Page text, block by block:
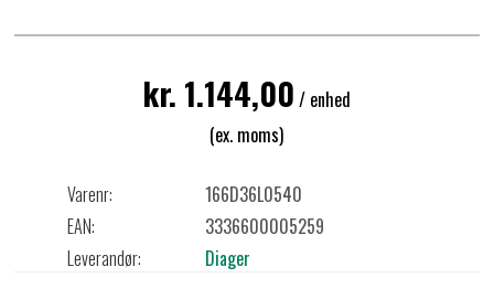
kr. 1.144,00 / enhed
(ex. moms)
Varenr:
166D36L0540
EAN:
3336600005259
Leverandør:
Diager